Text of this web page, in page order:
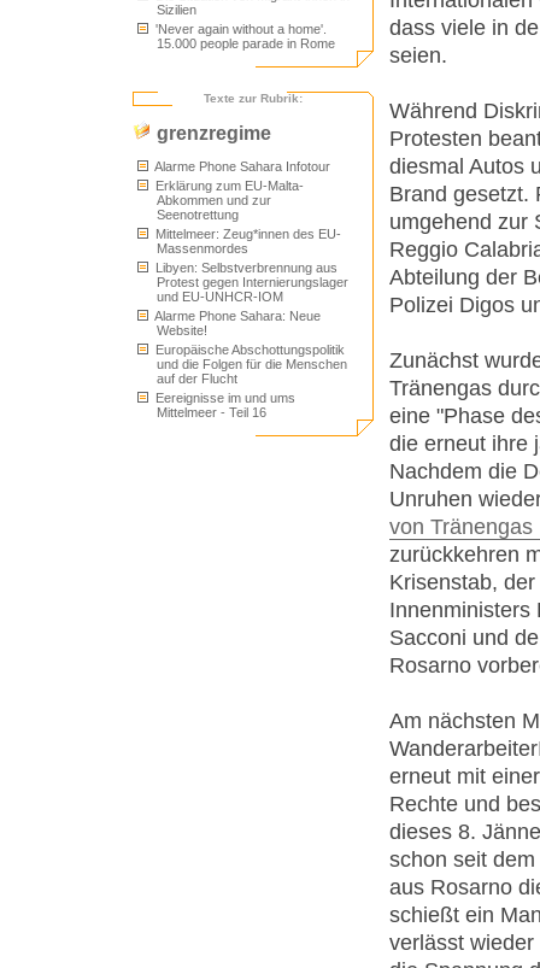
Sizilien
'Never again without a home'.
15.000 people parade in Rome
Texte zur Rubrik:
grenzregime
Alarme Phone Sahara Infotour
Erklärung zum EU-Malta-
Abkommen und zur
Seenotrettung
Mittelmeer: Zeug*innen des EU-
Massenmordes
Libyen: Selbstverbrennung aus
Protest gegen Internierungslager
und EU-UNHCR-IOM
Alarme Phone Sahara: Neue
Website!
Europäische Abschottungspolitik
und die Folgen für die Menschen
auf der Flucht
Eereignisse im und ums
Mittelmeer - Teil 16
dass viele in
seien.
Während
Protesten
diesmal Autos
Brand gesetzt.
umgehend zur
Reggio
Abteilung der
Polizei Digos
Zunächst
Tränengas
eine "Phase
die erneut ihre
Nachdem die
Unruhen
von
zurückkehren
Krisenstab,
Innenministers
Sacconi und
Rosarno
Am nächsten
erneut mit
Rechte und
dieses 8.
schon seit
aus Rosarno
schießt ein
verlässt